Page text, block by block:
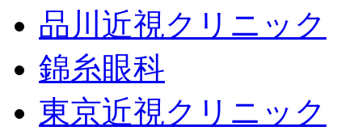
品川近視クリニック
錦糸眼科
東京近視クリニック